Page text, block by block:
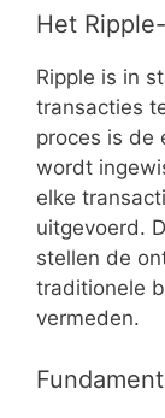
Het
Ripple is in
transacties
proces is de
wordt
elke
uitgevoerd.
stellen de
traditionele
vermeden.